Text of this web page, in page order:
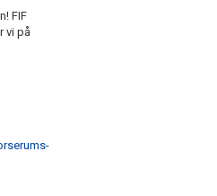
FIF
vi på